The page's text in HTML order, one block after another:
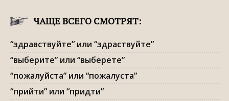
ЧАЩЕ ВСЕГО СМОТРЯТ:
“здравствуйте” или “здраствуйте”
“выберите” или “выберете”
“пожалуйста” или “пожалуста”
“прийти” или “придти”